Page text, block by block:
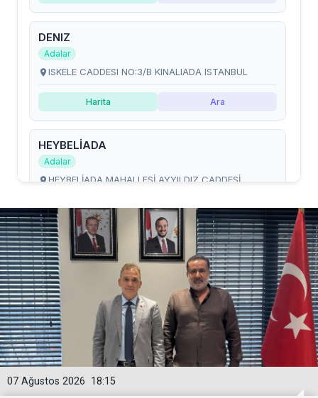
18:15
07 Ağustos 2026